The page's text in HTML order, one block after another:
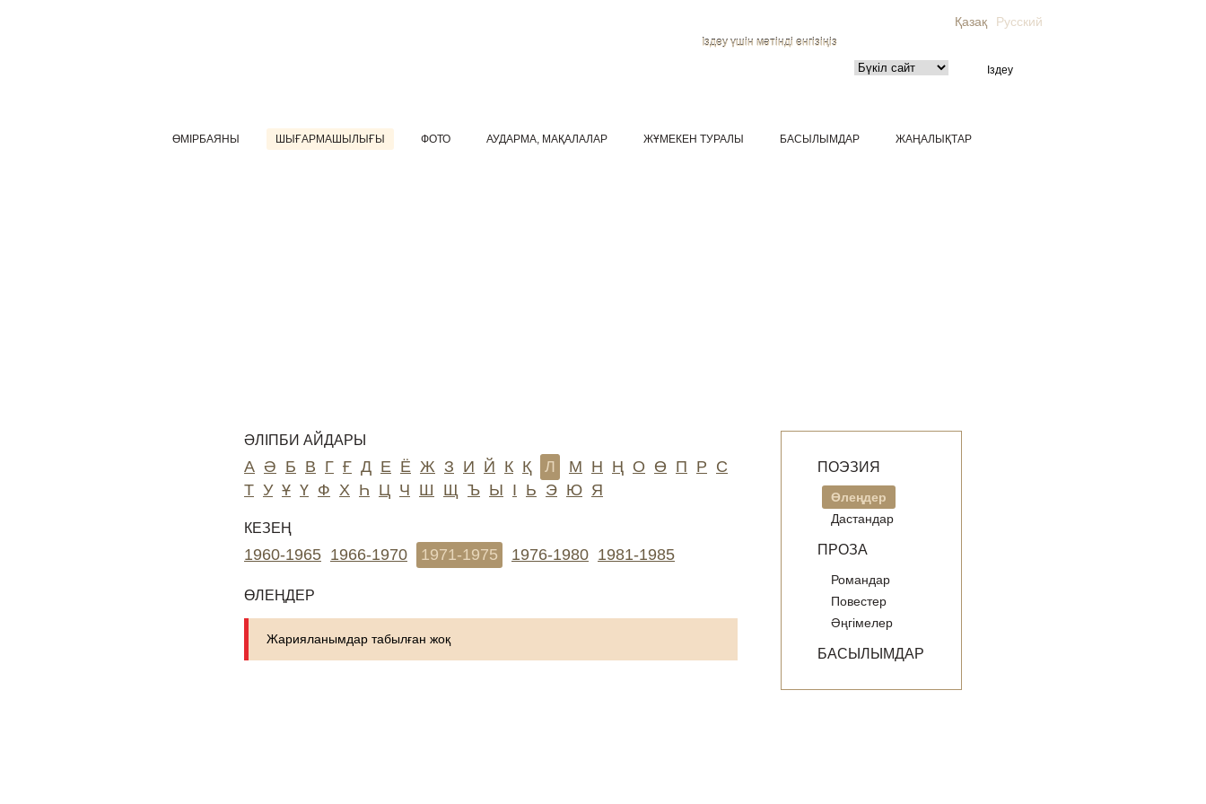
Қазақ Русский
Іздеу үшін мәтінді енгізіңіз
ӨМІРБАЯНЫ ШЫҒАРМАШЫЛЫҒЫ ФОТО АУДАРМА, МАҚАЛАЛАР ЖҰМЕКЕН ТУРАЛЫ БАСЫЛЫМДАР ЖАҢАЛЫҚТАР
ПОЭЗИЯ
Өлеңдер
Дастандар
ПРОЗА
Романдар
Повестер
Әңгімелер
БАСЫЛЫМДАР
ӘЛІПБИ АЙДАРЫ
А Ә Б В Г Ғ Д Е Ё Ж З И Й К Қ Л М Н Ң О Ө П Р С
Т У Ұ Ү Ф Х Һ Ц Ч Ш Щ Ъ Ы І Ь Э Ю Я
КЕЗЕҢ
1960-1965 1966-1970 1971-1975 1976-1980 1981-1985
ӨЛЕҢДЕР
Жарияланымдар табылған жоқ